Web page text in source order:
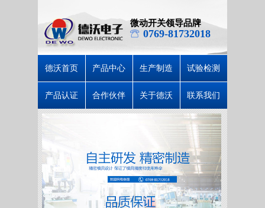
微动开关领导品牌
0769-81732018
德沃首页 产品中心 生产制造 试验检测
产品认证 合作伙伴 关于德沃 联系我们